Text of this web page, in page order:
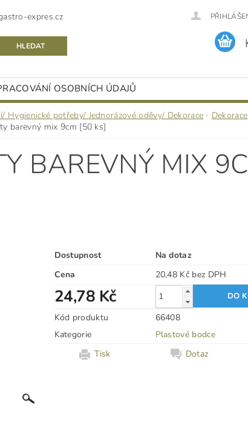
expres.cz
OSOBNÍCH ÚDAJŮ
potřeby/ Jednorázové oděvy/ Dekorace
Dekorace
barevný mix 9cm [50 ks]
BAREVNÝ MIX
Dostupnost
Na dotaz
Cena
20,48 Kč bez DPH
24,78 Kč
Kód produktu
66408
Kategorie
Plastové bodce
Tisk
Dotaz